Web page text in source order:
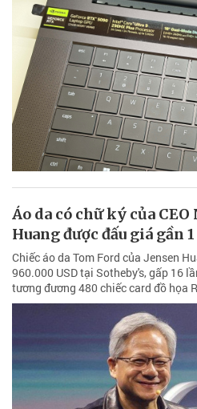
Áo da có chữ ký của
Huang được đấu giá gần
Chiếc áo da Tom Ford của Jensen
960.000 USD tại Sotheby's, gấp 16
tương đương 480 chiếc card đồ họa